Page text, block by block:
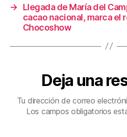
→
Llegada de María del
cacao nacional, marca el
Chocoshow
Deja una
Tu dirección de correo
Los campos obligatorios